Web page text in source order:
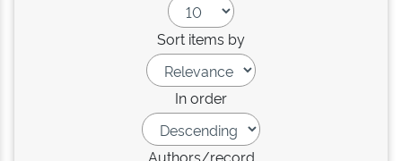
Sort items by
In order
Authors/record